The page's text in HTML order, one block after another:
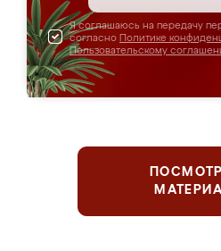
Я соглашаюсь на передачу
согласно Политике
Пользовательскому